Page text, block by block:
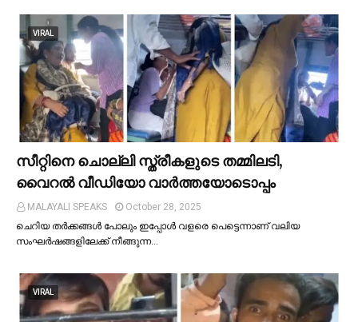
VIRAL
സീറ്റിനെ ചൊല്ലി സ്ത്രീകളുടെ തമ്മിലടി,
വൈറല്‍ വീഡിയോ വാർത്തയോടൊപ്പം
MALAYALI SPEAKS
October 28, 2025
ചെറിയ തര്‍ക്കങ്ങള്‍ പോലും ഇപ്പോള്‍ വളരെ പെട്ടെന്നാണ് വലിയ
സംഘര്‍ഷങ്ങളിലേക്ക് നീങ്ങുന്ന…
VIRAL